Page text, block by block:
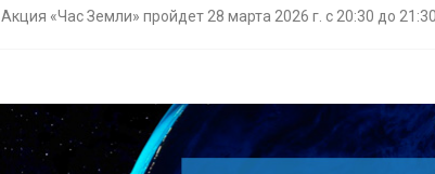
Акция «Час Земли» пройдет 28 марта 2026 г. с 20:30 до 21:30